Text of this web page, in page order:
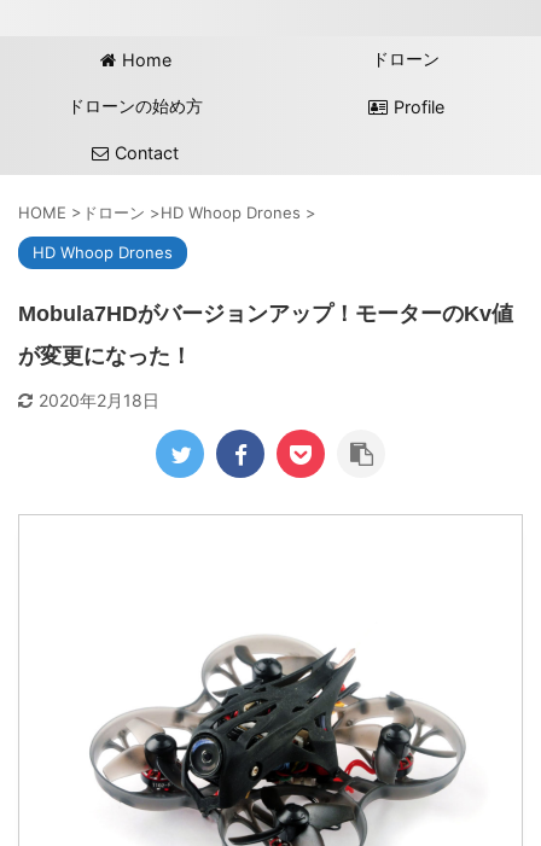
Home ドローン
ドローンの始め方 Profile
Contact
HOME > ドローン >HD Whoop Drones >
HD Whoop Drones
Mobula7HDがバージョンアップ！モーターのKv値
が変更になった！
2020年2月18日